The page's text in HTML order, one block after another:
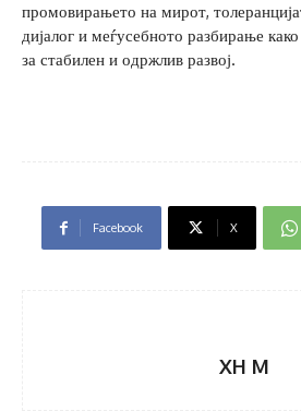
промовирањето на мирот,
дијалог и меѓусебното разбирање
за стабилен и одржлив развој.
Facebook X
XH M